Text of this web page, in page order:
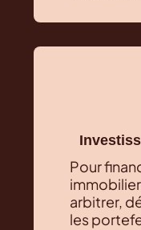
Pour
arbitrer,
les